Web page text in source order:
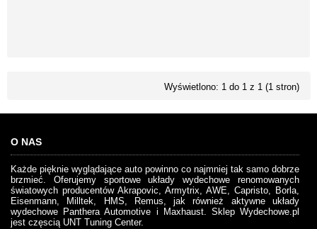
Wyświetlono: 1 do 1 z 1 (1 stron)
O NAS
Każde pięknie wyglądające auto powinno co najmniej tak samo dobrze
brzmieć. Oferujemy sportowe układy wydechowe renomowanych
światowych producentów Akrapovic, Armytrix, AWE, Capristo, Borla,
Eisenmann, Milltek, HMS, Remus, jak również aktywne układy
wydechowe Panthera Automotive i Maxhaust. Sklep Wydechowe.pl
jest częscią UNT Tuning Center.